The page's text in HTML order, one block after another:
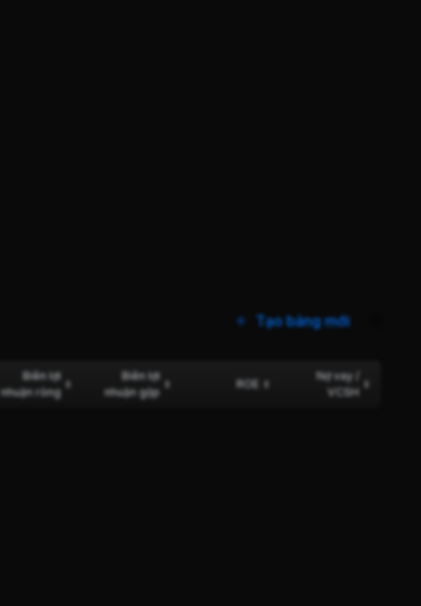
Tạo bảng mới
Biên lợi
nhuận ròng
Biên lợi
nhuận gộp
ROE
Nợ vay /
VCSH